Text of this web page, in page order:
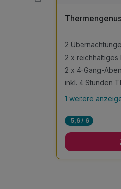
2
2 x reichhaltiges
2 x 4-Gang-
inkl. 4 Stunden
Alle
2 x reichhaltiges
1 weitere
5,6 / 6